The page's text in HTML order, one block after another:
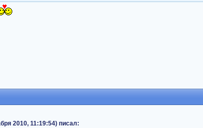
2010, 11:19:54) писал: